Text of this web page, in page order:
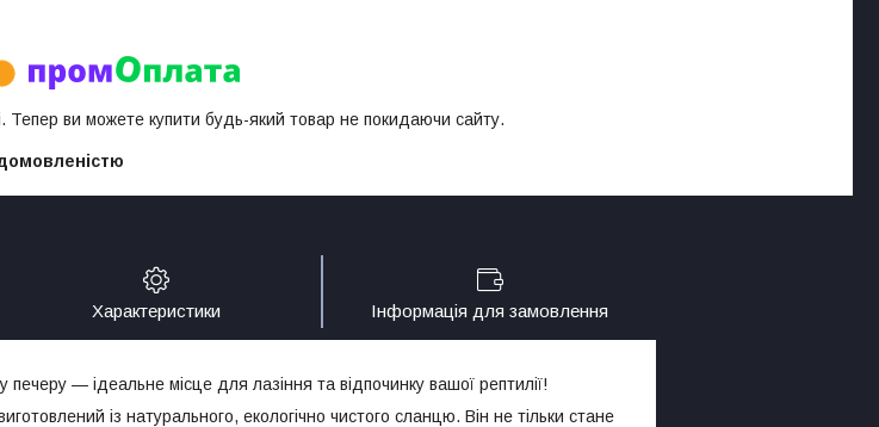
Тепер ви можете купити будь-який товар не покидаючи сайту.
Характеристики Інформація для замовлення
— ідеальне місце для лазіння та відпочинку вашої рептилії!
із натурального, екологічно чистого сланцю. Він не тільки стане